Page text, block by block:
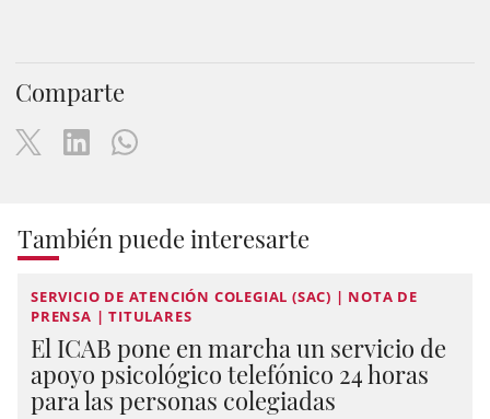
Comparte
También puede interesarte
SERVICIO DE ATENCIÓN COLEGIAL (SAC) | NOTA DE
PRENSA | TITULARES
El ICAB pone en marcha un servicio de
apoyo psicológico telefónico 24 horas
para las personas colegiadas